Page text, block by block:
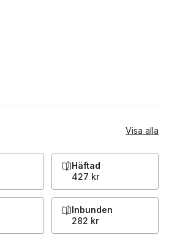
Visa alla
Häftad
427 kr
Inbunden
282 kr